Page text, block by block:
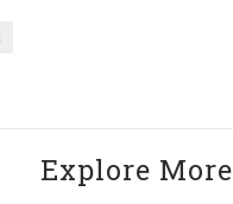
Explore More